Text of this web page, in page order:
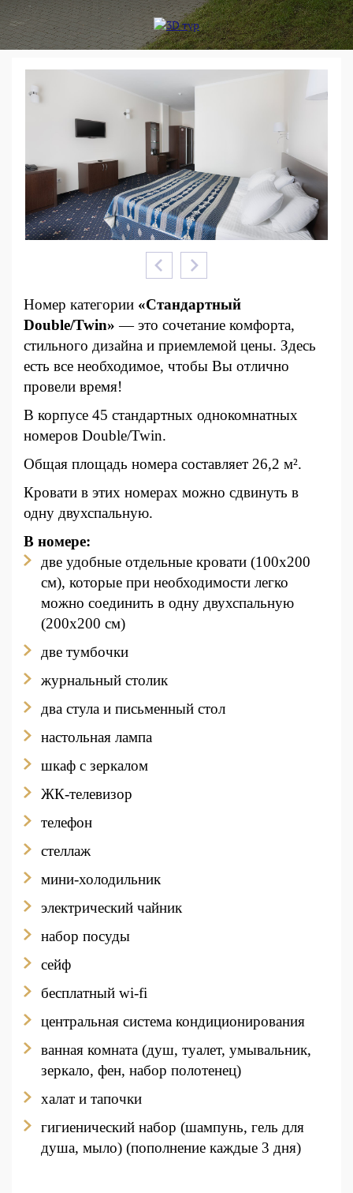
Номер категории «Стандартный
Double/Twin» — это сочетание комфорта,
стильного дизайна и приемлемой цены. Здесь
есть все необходимое, чтобы Вы отлично
провели время!
В корпусе 45 стандартных однокомнатных
номеров Double/Twin.
Общая площадь номера составляет 26,2 м².
Кровати в этих номерах можно сдвинуть в
одну двухспальную.
В номере:
две удобные отдельные кровати (100х200
см), которые при необходимости легко
можно соединить в одну двухспальную
(200х200 см)
две тумбочки
журнальный столик
два стула и письменный стол
настольная лампа
шкаф с зеркалом
ЖК-телевизор
телефон
стеллаж
мини-холодильник
электрический чайник
набор посуды
сейф
бесплатный wi-fi
центральная система кондиционирования
ванная комната (душ, туалет, умывальник,
зеркало, фен, набор полотенец)
халат и тапочки
гигиенический набор (шампунь, гель для
душа, мыло) (пополнение каждые 3 дня)